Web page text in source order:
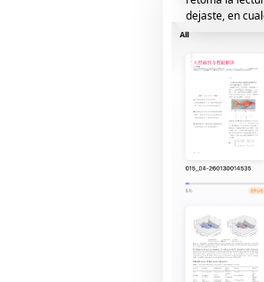
dejaste, en